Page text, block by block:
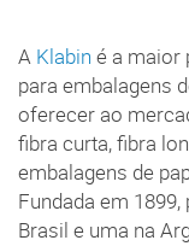
A Klabin é a maior
para embalagens
oferecer ao
fibra curta, fibra
embalagens de
Fundada em
Brasil e uma na